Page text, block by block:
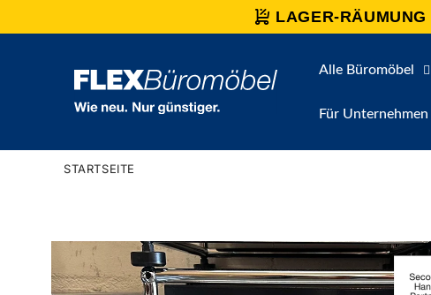
LAGER-RÄUMUNG
Inhalt
Alle Büromöbel
Für Unternehmen
STARTSEITE
Zu
Produktinformationen
springen